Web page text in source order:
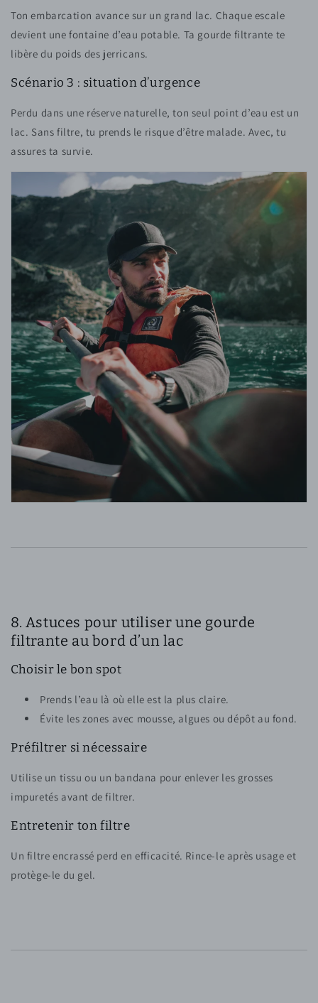
Ton embarcation avance sur un grand lac. Chaque escale
devient une fontaine d’eau potable. Ta gourde filtrante te
libère du poids des jerricans.
Scénario 3 : situation d’urgence
Perdu dans une réserve naturelle, ton seul point d’eau est un
lac. Sans filtre, tu prends le risque d’être malade. Avec, tu
assures ta survie.
8. Astuces pour utiliser une gourde
filtrante au bord d’un lac
Choisir le bon spot
Prends l’eau là où elle est la plus claire.
Évite les zones avec mousse, algues ou dépôt au fond.
Préfiltrer si nécessaire
Utilise un tissu ou un bandana pour enlever les grosses
impuretés avant de filtrer.
Entretenir ton filtre
Un filtre encrassé perd en efficacité. Rince-le après usage et
protège-le du gel.